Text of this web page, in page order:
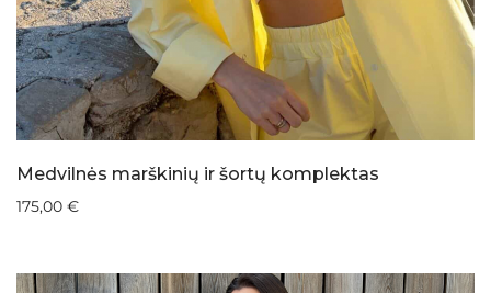
Medvilnės marškinių ir šortų komplektas
175,00 €